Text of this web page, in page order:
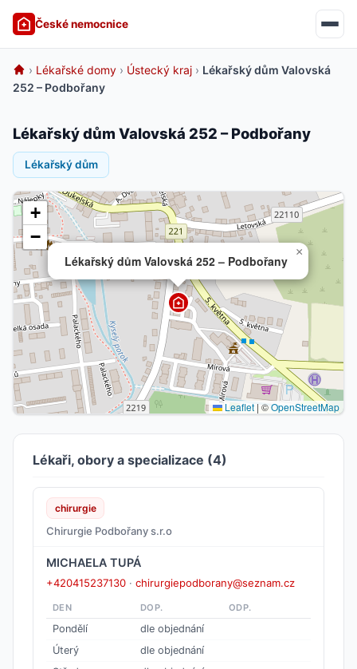
České nemocnice
› Lékařské domy › Ústecký kraj › Lékařský dům Valovská
252 – Podbořany
Lékařský dům Valovská 252 – Podbořany
Lékařský dům
Lékařský dům Valovská 252 – Podbořany
×
+
−
Leaflet | ©OpenStreetMap
Lékaři, obory a specializace (4)
chirurgie
Chirurgie Podbořany s.r.o
MICHAELA TUPÁ
+420415237130 · chirurgiepodborany@seznam.cz
DEN DOP. ODP.
Pondělí
dle objednání
Úterý
dle objednání